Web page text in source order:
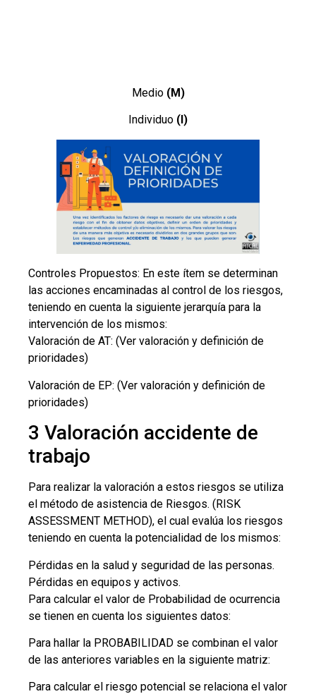
Medio (M)
Individuo (I)
Controles Propuestos: En este ítem se determinan
las acciones encaminadas al control de los riesgos,
teniendo en cuenta la siguiente jerarquía para la
intervención de los mismos:
Valoración de AT: (Ver valoración y definición de
prioridades)
Valoración de EP: (Ver valoración y definición de
prioridades)
3 Valoración accidente de
trabajo
Para realizar la valoración a estos riesgos se utiliza
el método de asistencia de Riesgos. (RISK
ASSESSMENT METHOD), el cual evalúa los riesgos
teniendo en cuenta la potencialidad de los mismos:
Pérdidas en la salud y seguridad de las personas.
Pérdidas en equipos y activos.
Para calcular el valor de Probabilidad de ocurrencia
se tienen en cuenta los siguientes datos:
Para hallar la PROBABILIDAD se combinan el valor
de las anteriores variables en la siguiente matriz:
Para calcular el riesgo potencial se relaciona el valor